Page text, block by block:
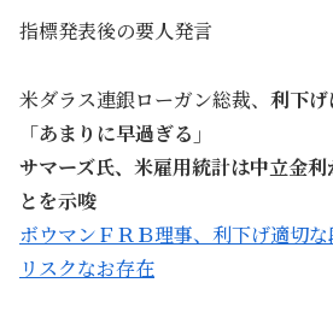
指標発表後の要人発言
米ダラス連銀ローガン総裁、 利下
「あまりに早過ぎる」
サマーズ氏、米雇用統計は中立金
とを示唆
ボウマンＦＲＢ理事、利下げ適切
リスクなお存在